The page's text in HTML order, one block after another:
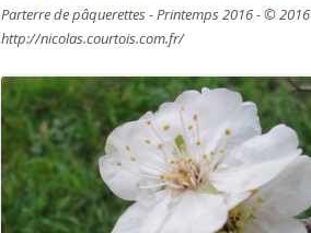
Parterre de pâquerettes - Printemps 2016 - © 2016
http://nicolas.courtois.com.fr/